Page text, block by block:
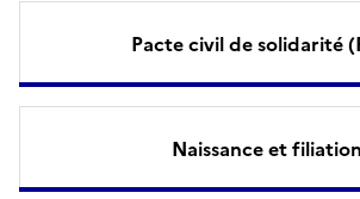
Pacte civil de solidarité
Naissance et filiation